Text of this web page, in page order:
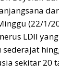
(22/1/
LDII
sederajat
sekitar 20